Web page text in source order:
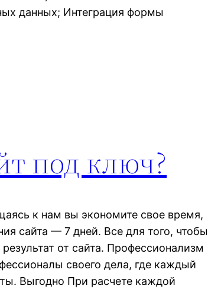
данных; Интеграция формы
под ключ?
к нам вы экономите свое время,
сайта — 7 дней. Все для того, чтобы
от сайта. Профессионализм
своего дела, где каждый
Выгодно При расчете каждой